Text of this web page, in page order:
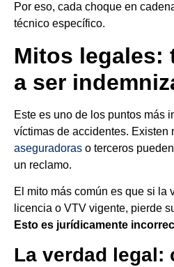
Por eso, cada choque en
técnico específico.
Mitos legales:
a ser
Este es uno de los puntos más
víctimas de accidentes. Existen
aseguradoras o terceros
un reclamo.
El mito más común es que si la
licencia o VTV vigente, pierde
Esto es jurídicamente
La verdad legal: